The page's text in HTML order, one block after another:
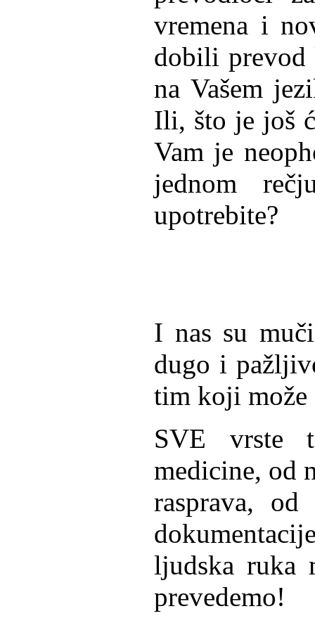
vremena i
dobili prevod
na Vašem
Ili, što je još
Vam je
jednom
upotrebite?
I nas su
dugo i
tim koji može
SVE vrste
medicine, od
rasprava,
ljudska ruka
prevedemo!